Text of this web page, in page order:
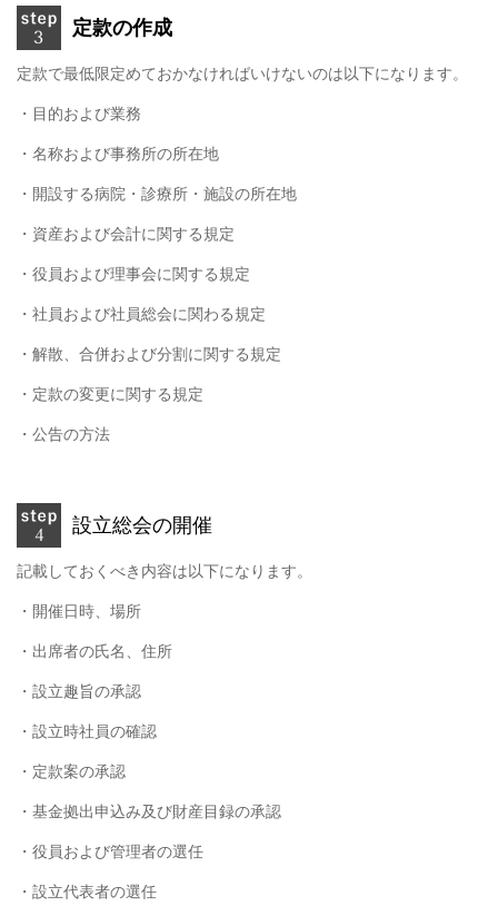
定款の作成
定款で最低限定めておかなければいけないのは以下になります。
・目的および業務
・名称および事務所の所在地
・開設する病院・診療所・施設の所在地
・資産および会計に関する規定
・役員および理事会に関する規定
・社員および社員総会に関わる規定
・解散、合併および分割に関する規定
・定款の変更に関する規定
・公告の方法
設立総会の開催
記載しておくべき内容は以下になります。
・開催日時、場所
・出席者の氏名、住所
・設立趣旨の承認
・設立時社員の確認
・定款案の承認
・基金拠出申込み及び財産目録の承認
・役員および管理者の選任
・設立代表者の選任